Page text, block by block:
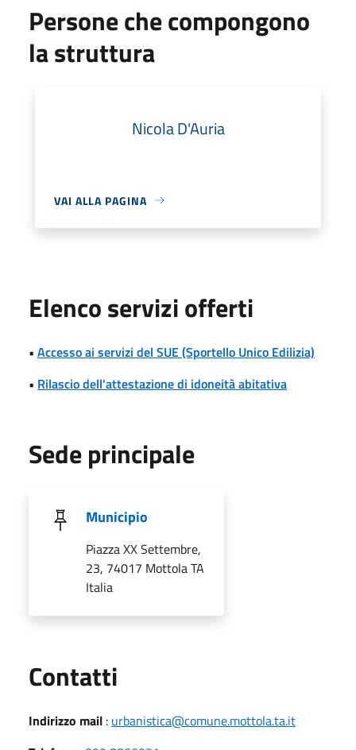
Persone che compongono
la struttura
Nicola D'Auria
VAI ALLA PAGINA
Elenco servizi offerti
• Accesso ai servizi del SUE (Sportello Unico Edilizia)
• Rilascio dell'attestazione di idoneità abitativa
Sede principale
Municipio
Piazza XX Settembre,
23, 74017 Mottola TA
Italia
Contatti
Indirizzo mail : urbanistica@comune.mottola.ta.it